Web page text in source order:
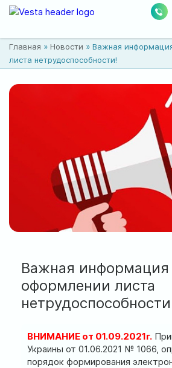
Врачи
Цены
Акции
0
Новости
ул. Соборная, 128/1,
Мы работаем:
Сб: 8:00-18:00
Вс: 9:00-17:00
Главная » Новости » Важная
листа нетрудоспособности!
Важная информация
оформлении листа
ВНИМАНИЕ от 01.09.2021г.
Украины от 01.06.2021 № 1066,
порядок формирования